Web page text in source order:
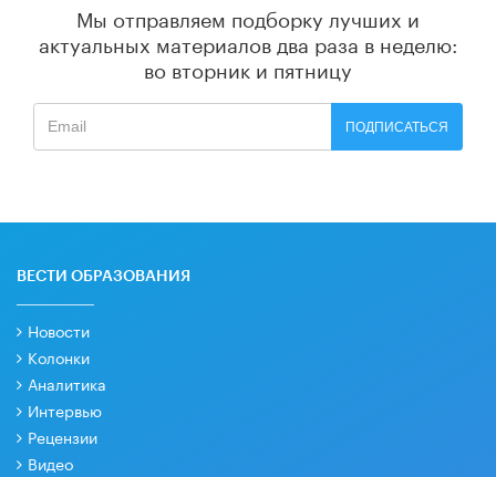
Мы отправляем подборку лучших и
актуальных материалов два раза в неделю:
во вторник и пятницу
ПОДПИСАТЬСЯ
ВЕСТИ ОБРАЗОВАНИЯ
Новости
Колонки
Аналитика
Интервью
Рецензии
Видео